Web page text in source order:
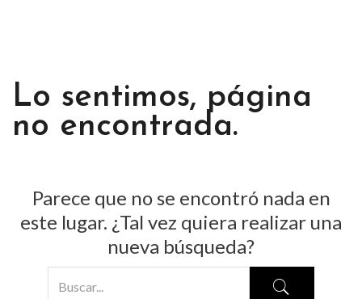
Lo sentimos, página
no encontrada.
Parece que no se encontró nada en
este lugar. ¿Tal vez quiera realizar una
nueva búsqueda?